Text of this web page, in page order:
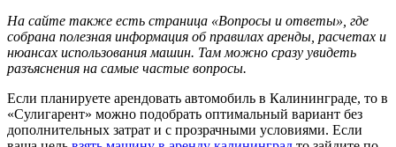
На сайте также есть страница «Вопросы и ответы», где
собрана полезная информация об правилах аренды, расчетах и
нюансах использования машин. Там можно сразу увидеть
разъяснения на самые частые вопросы.
Если планируете арендовать автомобиль в Калининграде, то в
«Сулигарент» можно подобрать оптимальный вариант без
дополнительных затрат и с прозрачными условиями. Если